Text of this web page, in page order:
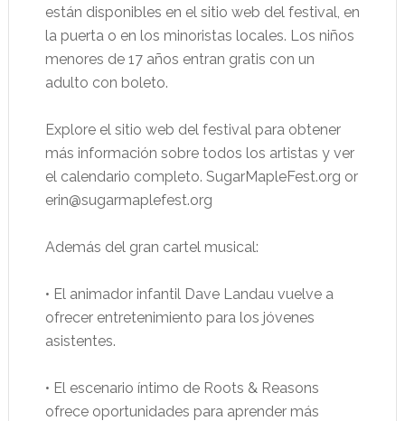
están disponibles en el sitio web del festival, en
la puerta o en los minoristas locales. Los niños
menores de 17 años entran gratis con un
adulto con boleto.
Explore el sitio web del festival para obtener
más información sobre todos los artistas y ver
el calendario completo. SugarMapleFest.org or
erin@sugarmaplefest.org
Además del gran cartel musical:
• El animador infantil Dave Landau vuelve a
ofrecer entretenimiento para los jóvenes
asistentes.
• El escenario íntimo de Roots & Reasons
ofrece oportunidades para aprender más